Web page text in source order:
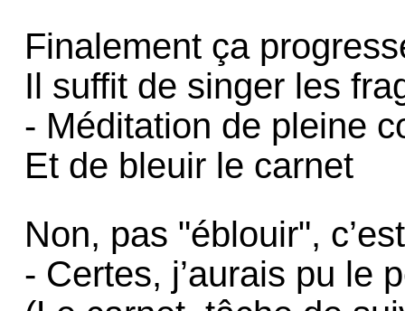
Finalement ça
Il suffit de singer les
- Méditation de pleine
Et de bleuir le carnet
Non, pas "éblouir",
- Certes, j’aurais pu le